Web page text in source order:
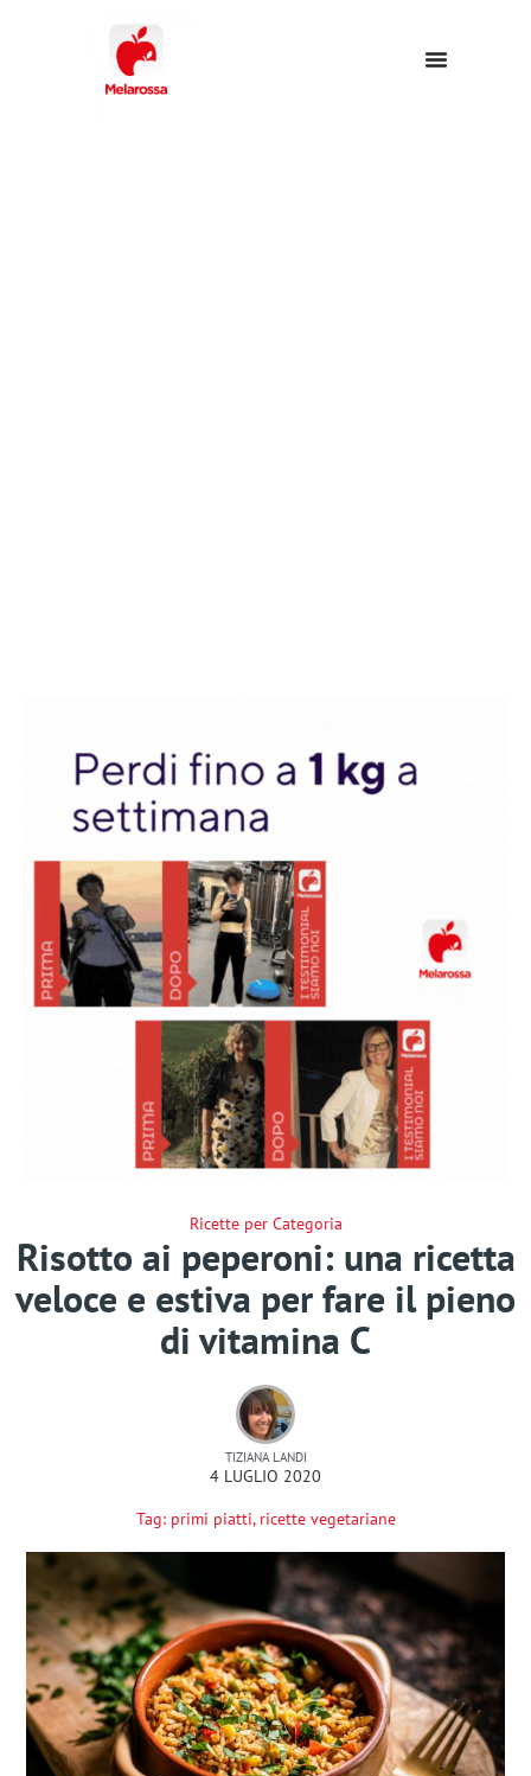
Ricette per Categoria
Risotto ai peperoni: una ricetta
veloce e estiva per fare il pieno
di vitamina C
TIZIANA LANDI
4 LUGLIO 2020
Tag: primi piatti, ricette vegetariane